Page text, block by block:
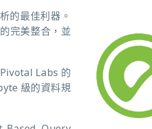
的最佳利器。
完美整合，並
Labs 的
級的資料規